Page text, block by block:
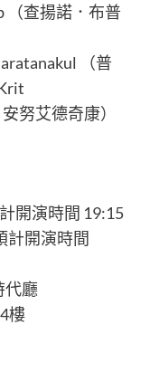
（查揚諾．布普
（普
努艾德奇康）
開演時間 19:15
計開演時間
代廳
樓